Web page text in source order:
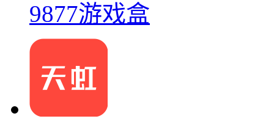
9877游戏盒